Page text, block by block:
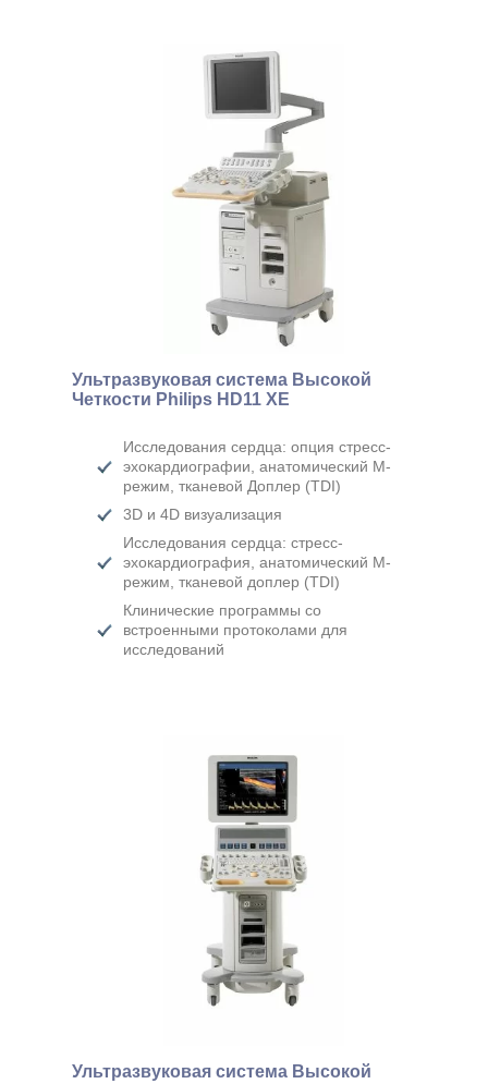
Ультразвуковая система Высокой
Четкости Philips HD11 XE
Исследования сердца: опция стресс-
эхокардиографии, анатомический М-
режим, тканевой Доплер (TDI)
3D и 4D визуализация
Исследования сердца: стресс-
эхокардиография, анатомический М-
режим, тканевой доплер (TDI)
Клинические программы со
встроенными протоколами для
исследований
Ультразвуковая система Высокой